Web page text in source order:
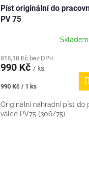
Píst originální do
PV 75
818,18 Kč bez DPH
990 Kč / ks
Měrná
990 Kč / 1 ks
Originální náhradní píst do
válce PV75 (306/75)